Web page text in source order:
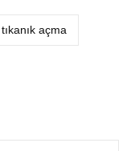
tıkanık açma